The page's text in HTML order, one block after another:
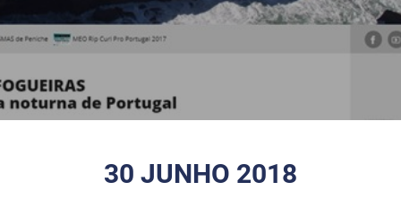
30 JUNHO 2018